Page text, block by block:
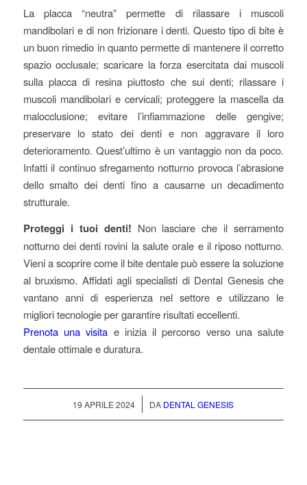
La placca “neutra” permette di rilassare i muscoli
mandibolari e di non frizionare i denti. Questo tipo di bite è
un buon rimedio in quanto permette di mantenere il corretto
spazio occlusale; scaricare la forza esercitata dai muscoli
sulla placca di resina piuttosto che sui denti; rilassare i
muscoli mandibolari e cervicali; proteggere la mascella da
malocclusione; evitare l’infiammazione delle gengive;
preservare lo stato dei denti e non aggravare il loro
deterioramento. Quest’ultimo è un vantaggio non da poco.
Infatti il continuo sfregamento notturno provoca l’abrasione
dello smalto dei denti fino a causarne un decadimento
strutturale.
Proteggi i tuoi denti! Non lasciare che il serramento
notturno dei denti rovini la salute orale e il riposo notturno.
Vieni a scoprire come il bite dentale può essere la soluzione
al bruxismo. Affidati agli specialisti di Dental Genesis che
vantano anni di esperienza nel settore e utilizzano le
migliori tecnologie per garantire risultati eccellenti.
Prenota una visita e inizia il percorso verso una salute
dentale ottimale e duratura.
19 APRILE 2024
/ DA DENTAL GENESIS